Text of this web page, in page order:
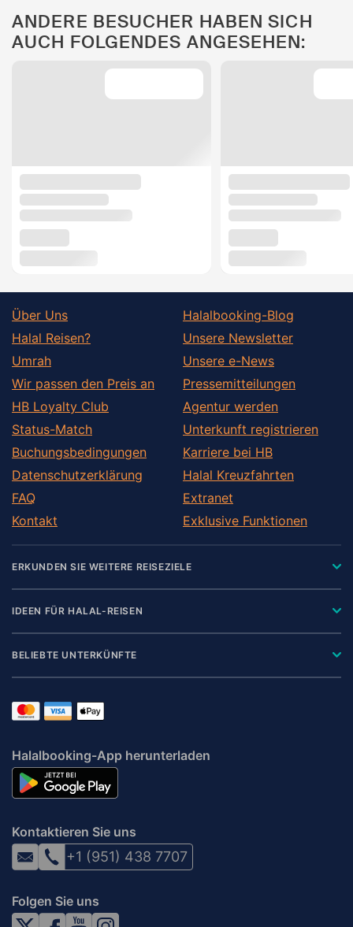
ANDERE BESUCHER HABEN SICH
AUCH FOLGENDES ANGESEHEN:
Über Uns
Halal Reisen?
Umrah
Wir passen den Preis an
HB Loyalty Club
Status-Match
Buchungsbedingungen
Datenschutzerklärung
FAQ
Kontakt
Halalbooking-Blog
Unsere Newsletter
Unsere e-News
Pressemitteilungen
Agentur werden
Unterkunft registrieren
Karriere bei HB
Halal Kreuzfahrten
Extranet
Exklusive Funktionen
ERKUNDEN SIE WEITERE REISEZIELE
IDEEN FÜR HALAL-REISEN
BELIEBTE UNTERKÜNFTE
Halalbooking-App herunterladen
Kontaktieren Sie uns
+1 (951) 438 7707
Folgen Sie uns